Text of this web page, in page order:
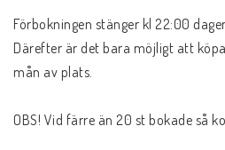
Förbokningen stänger kl 22:00
Därefter är det bara möjligt att
mån av plats.
OBS! Vid färre än 20 st bokade så